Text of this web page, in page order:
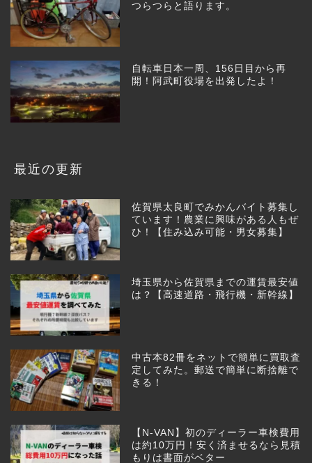
つらつらと語ります。
自転車日本一周、156日目から再
開！阿武町役場を出発したよ！
最近の更新
佐賀県太良町でみかんバイト募集し
ています！農業に興味がある人もぜ
ひ！【住み込み可能・男女募集】
埼玉県から佐賀県までの運賃最安値
は？【高速道路・飛行機・新幹線】
中古本82冊をネットで簡単に買取査
定してみた。郵送で簡単に断捨離で
きる！
【N-VAN】初のディーラー車検費用
は約10万円！安く済ませるなら見積
もりは書面がベター